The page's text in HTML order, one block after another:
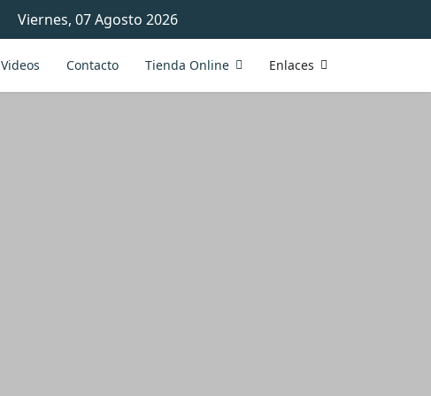
Viernes, 07 Agosto 2026
Videos Contacto Tienda Online Enlaces